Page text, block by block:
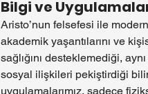
Bilgi ve
Aristo’nun felsefesi ile
akademik yaşantılarını ve
sağlığını desteklemediği,
sosyal ilişkileri pekiştirdiği
uygulamalarımız, sadece